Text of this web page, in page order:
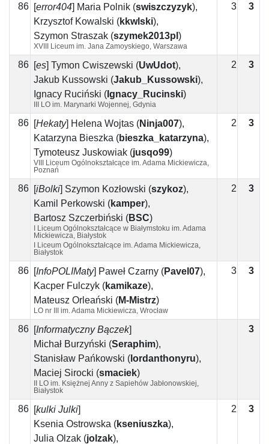
86 [error404] Maria Polnik (swiszczyzyk),
Krzysztof Kowalski (kkwlski),
Szymon Straszak (szymek2013pl )
XVIII Liceum im. Jana Zamoyskiego, Warszawa
3 3
86 [es] Tymon Ćwiszewski (UwUdot),
Jakub Kussowski (Jakub_Kussowski),
Ignacy Ruciński ( Ignacy_Rucinski)
III LO im. Marynarki Wojennej, Gdynia
2 3
86 [Hekaty] Helena Wojtas (Ninja007),
Katarzyna Bieszka (bieszka_katarzyna),
Tymoteusz Juskowiak (jusqo99)
VIII Liceum Ogólnokształcące im. Adama Mickiewicza,
Poznań
2 3
86 [iBolki] Szymon Kozłowski (szykoz),
Kamil Perkowski (kamper),
Bartosz Szczerbiński (BSC)
I Liceum Ogólnokształcące w Białymstoku im. Adama
Mickiewicza, Białystok
I Liceum Ogólnokształcące im. Adama Mickiewicza,
Białystok
2 3
86 [InfoPOLIMaty] Paweł Czarny (Pavel07),
Kacper Fulczyk (kamikaze),
Mateusz Orleański (M-Mistrz)
LO nr III im. Adama Mickiewicza, Wrocław
3 3
86 [Informatyczny Bączek]
Michał Burzyński (Seraphim),
Stanisław Pańkowski ( lordanthonyru),
Maciej Sirocki (smaciek)
II LO im. Księżnej Anny z Sapiehów Jabłonowskiej,
Białystok
3
86 [kulki Julki]
Ksenia Ostrowska (kseniuszka),
Julia Olzak (jolzak),
2 3